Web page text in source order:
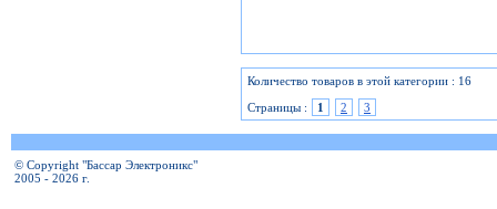
Количество товаров в этой категории : 16
Страницы :
1 2 3
© Copyright "Бассар Электроникс"
2005 - 2026 г.